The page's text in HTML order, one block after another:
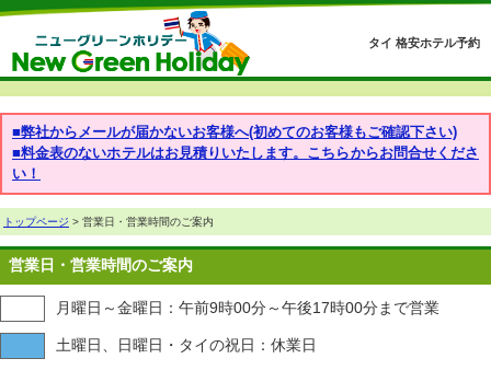
タイ 格安ホテル予約
■弊社からメールが届かないお客様へ(初めてのお客様もご確認下さい)
■料金表のないホテルはお見積りいたします。こちらからお問合せくださ
い！
トップページ > 営業日・営業時間のご案内
営業日・営業時間のご案内
月曜日～金曜日：午前9時00分～午後17時00分まで営業
土曜日、日曜日・タイの祝日：休業日